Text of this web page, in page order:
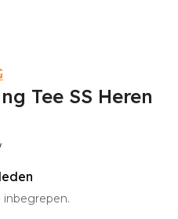
Tee SS Heren